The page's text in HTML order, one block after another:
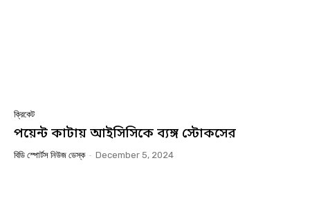
ক্রিকেট
পয়েন্ট কাটায় আইসিসিকে ব্যঙ্গ স্টোকসের
বিডি স্পোর্টস নিউজ ডেস্ক - December 5, 2024